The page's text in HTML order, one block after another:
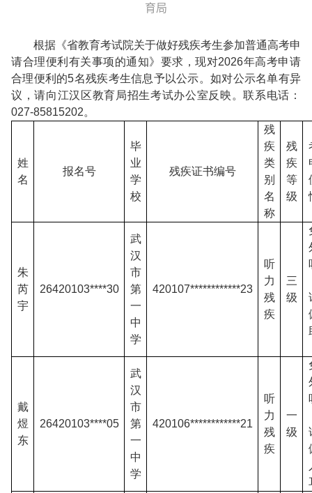
育局
根据《省教育考试院关于做好残疾考生参加普通高考申
请合理便利有关事项的通知》要求，现对2026年高考申请
合理便利的5名残疾考生信息予以公示。如对公示名单有异
议，请向江汉区教育局招生考试办公室反映。联系电话：
027-85815202。
姓
名
报名号
毕
业
学
校
残疾证书编号
残
疾
类
别
名
称
残
疾
等
级
朱
芮
宇
26420103****30
武
汉
市
第
一
中
学
420107************23
听
力
残
疾
三
级
戴
煜
东
26420103****05
武
汉
市
第
一
中
学
420106************21
听
力
残
疾
一
级